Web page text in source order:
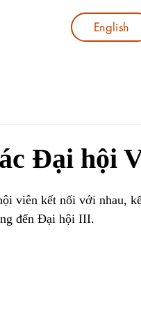
English
Đại hội
viên kết nối với nhau,
đến Đại hội III.